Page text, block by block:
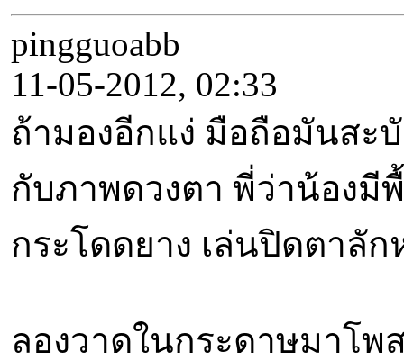
pingguoabb
11-05-2012, 02:33
ถ้ามองอีกแง่ มือถือมันสะ
กับภาพดวงตา พี่ว่าน้องมี
กระโดดยาง เล่นปิดตาลัก
ลองวาดในกระดาษมาโพ